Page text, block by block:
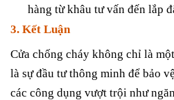
hàng từ khâu tư vấn đến lắp
3. Kết Luận
Cửa chống cháy không chỉ là
là sự đầu tư thông minh để bảo
các công dụng vượt trội như